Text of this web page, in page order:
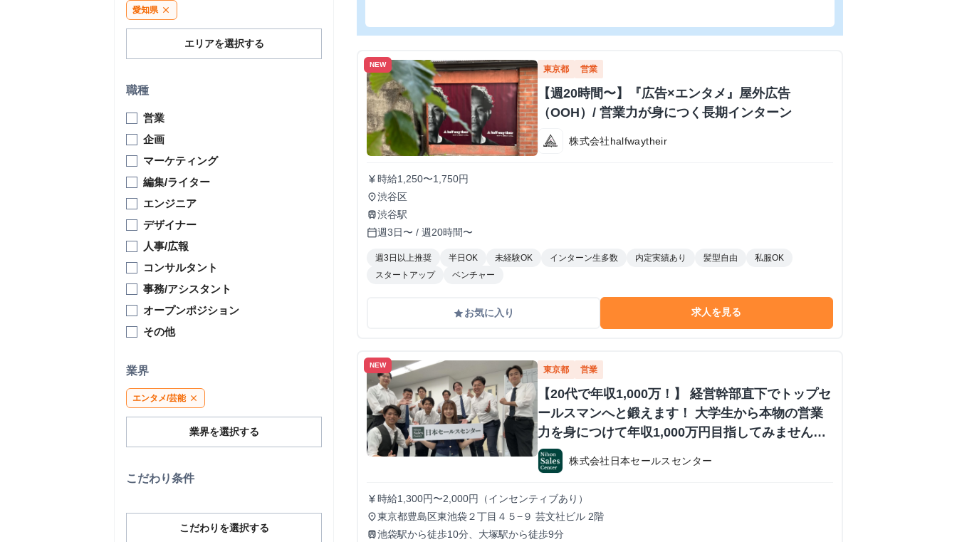
愛知県 close
エリアを選択する
職種
営業
企画
マーケティング
編集/ライター
エンジニア
デザイナー
人事/広報
コンサルタント
事務/アシスタント
オープンポジション
その他
業界
エンタメ/芸能 close
業界を選択する
こだわり条件
こだわりを選択する
NEW 東京都 営業
【週20時間〜】『広告×エンタメ』屋外広告
（OOH）/ 営業力が身につく長期インターン
株式会社halfwaytheir
currency_yen時給1,250〜1,750円
place渋谷区
train渋谷駅
calendar_today週3日〜 / 週20時間〜
週3日以上推奨 半日OK 未経験OK インターン生多数 内定実績あり 髪型自由
私服OK
スタートアップ
ベンチャー
gradeお気に入り 求人を見る
NEW 東京都 営業
【20代で年収1,000万！】 経営幹部直下でトップセ
ールスマンへと鍛えます！ 大学生から本物の営業
力を身につけて年収1,000万円目指してみません
か？ ※当社直結内定あり #学歴不問 #未経験可
#1.2年生可 - 株式会社日本セールスセンターの長
期・有給インターンシップ
株式会社日本セールスセンター
currency_yen時給1,300円〜2,000円（インセンティブあり）
place東京都豊島区東池袋２丁目４５−９ 芸文社ビル 2階
train池袋駅から徒歩10分、大塚駅から徒歩9分